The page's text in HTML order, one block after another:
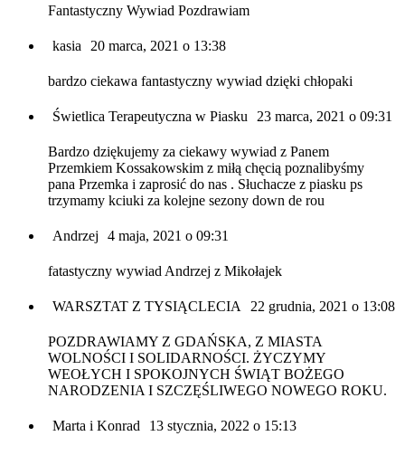
Fantastyczny Wywiad Pozdrawiam
kasia 20 marca, 2021 o 13:38
bardzo ciekawa fantastyczny wywiad dzięki chłopaki
Świetlica Terapeutyczna w Piasku 23 marca, 2021 o 09:31
Bardzo dziękujemy za ciekawy wywiad z Panem
Przemkiem Kossakowskim z miłą chęcią poznalibyśmy
pana Przemka i zaprosić do nas . Słuchacze z piasku ps
trzymamy kciuki za kolejne sezony down de rou
Andrzej 4 maja, 2021 o 09:31
fatastyczny wywiad Andrzej z Mikołajek
WARSZTAT Z TYSIĄCLECIA 22 grudnia, 2021 o 13:08
POZDRAWIAMY Z GDAŃSKA, Z MIASTA
WOLNOŚCI I SOLIDARNOŚCI. ŻYCZYMY
WEOŁYCH I SPOKOJNYCH ŚWIĄT BOŻEGO
NARODZENIA I SZCZĘŚLIWEGO NOWEGO ROKU.
Marta i Konrad 13 stycznia, 2022 o 15:13